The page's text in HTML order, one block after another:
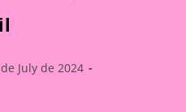
July de 2024